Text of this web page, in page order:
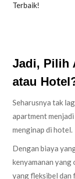
Terbaik!
Jadi, Pilih
atau
Seharusnya tak
apartment
menginap di hotel.
Dengan biaya
kenyamanan yang
yang fleksibel dan